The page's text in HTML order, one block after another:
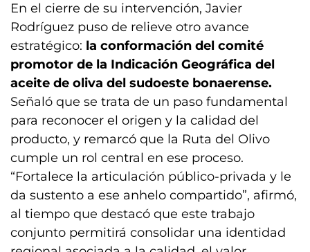
En el cierre de su intervención, Javier
Rodríguez puso de relieve otro avance
estratégico: la conformación del comité
promotor de la Indicación Geográfica del
aceite de oliva del sudoeste bonaerense.
Señaló que se trata de un paso fundamental
para reconocer el origen y la calidad del
producto, y remarcó que la Ruta del Olivo
cumple un rol central en ese proceso.
“Fortalece la articulación público-privada y le
da sustento a ese anhelo compartido”, afirmó,
al tiempo que destacó que este trabajo
conjunto permitirá consolidar una identidad